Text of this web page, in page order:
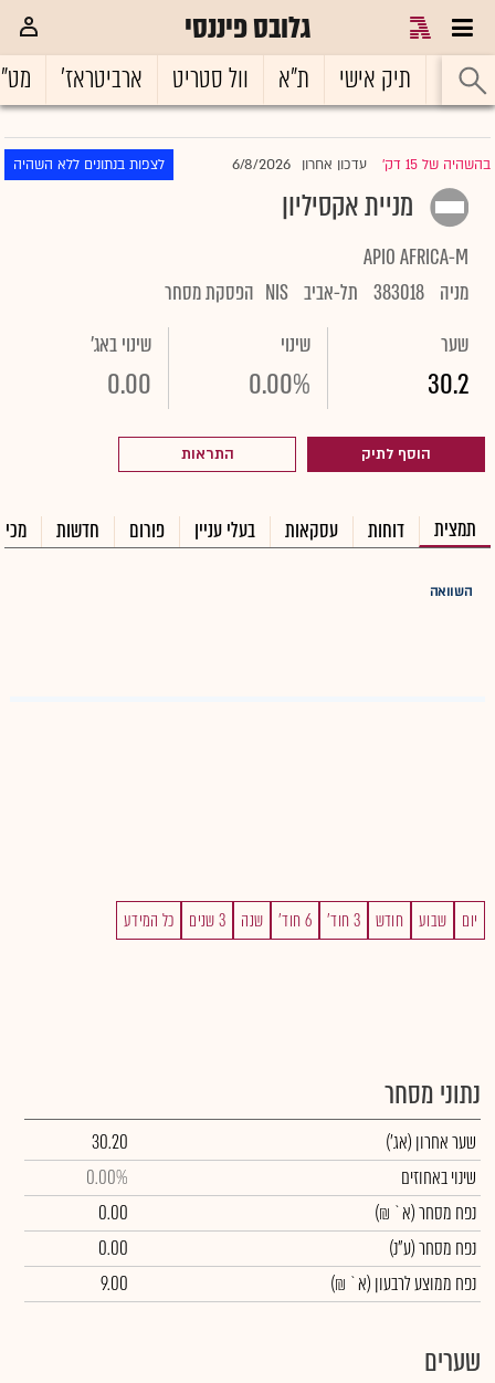
גלובס פיננסי
ראשי תיק אישי ת"א וול סטריט ארביטראז'
בהשהיה של 15 דק' |עדכון אחרון 6/8/2026 לצפות בנתונים ללא השהיה
מניית אקסיליון
APIO AFRICA-M
מניה 383018 תל-אביב NIS הפסקת מסחר
שער
30.2
שינוי
0.00%
שינוי באג'
0.00
הוסף לתיק התראות
תמצית דוחות עסקאות בעלי עניין פורום חדשות
השוואה
יום שבוע חודש 3 חוד' 6 חוד' שנה 3 שנים כל המידע
נתוני מסחר
שער אחרון (אג')
30.20
שינוי באחוזים
0.00%
נפח מסחר(א` ₪)
0.00
נפח מסחר(ע"נ)
0.00
נפח ממוצע לרבעון (א` ₪)
9.00
שערים